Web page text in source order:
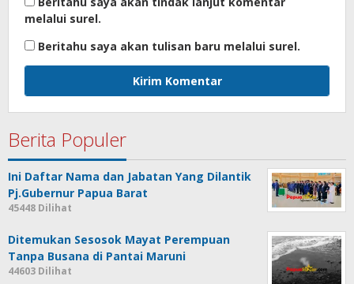
melalui surel.
Beritahu saya akan tulisan baru melalui surel.
Berita Populer
Ini Daftar Nama dan Jabatan Yang Dilantik
Pj.Gubernur Papua Barat
45448 Dilihat
Ditemukan Sesosok Mayat Perempuan
Tanpa Busana di Pantai Maruni
44603 Dilihat